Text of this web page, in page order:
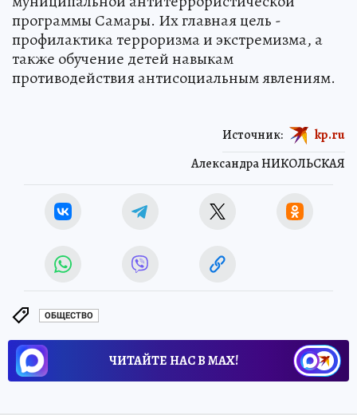
программы Самары. Их главная цель -
профилактика терроризма и экстремизма, а
также обучение детей навыкам
противодействия антисоциальным явлениям.
Александра НИКОЛЬСКАЯ
Источник: kp.ru
ОБЩЕСТВО
ЧИТАЙТЕ НАС В МАХ!